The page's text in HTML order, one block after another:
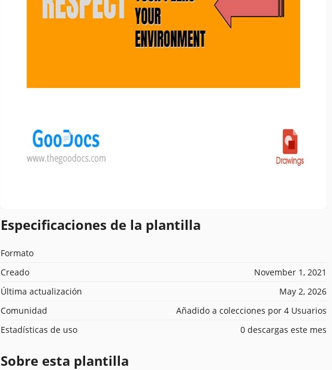
Especificaciones de la plantilla
Formato
Creado
November 1, 2021
Última actualización
May 2, 2026
Comunidad
Añadido a colecciones por 4 Usuarios
Estadísticas de uso
0 descargas este mes
Sobre esta plantilla